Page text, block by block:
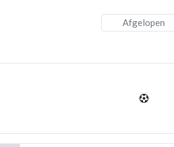
Afgelopen